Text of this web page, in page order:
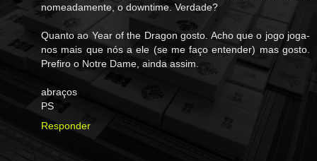
nomeadamente, o downtime. Verdade?
Quanto ao Year of the Dragon gosto. Acho que o jogo joga-
nos mais que nós a ele (se me faço entender) mas gosto.
Prefiro o Notre Dame, ainda assim.
abraços
PS
Responder